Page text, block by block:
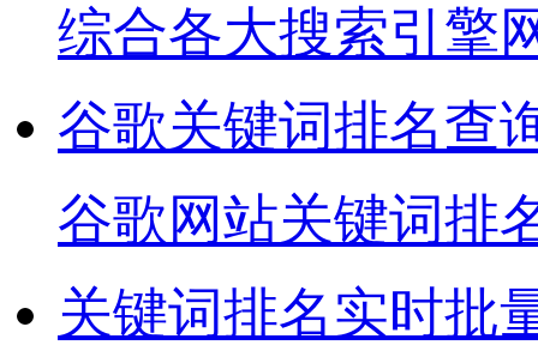
综合各大搜索引擎
谷歌关键词排名查
谷歌网站关键词排
关键词排名实时批